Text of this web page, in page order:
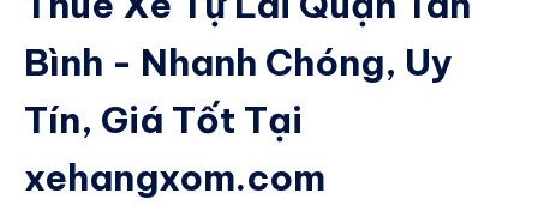
Bình - Nhanh Chóng, Uy
Tín, Giá Tốt Tại
xehangxom.com